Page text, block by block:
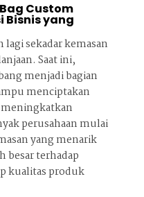
Custom
Bisnis yang
lagi sekadar kemasan
Saat ini,
menjadi bagian
menciptakan
perusahaan mulai
yang menarik
besar terhadap
kualitas produk